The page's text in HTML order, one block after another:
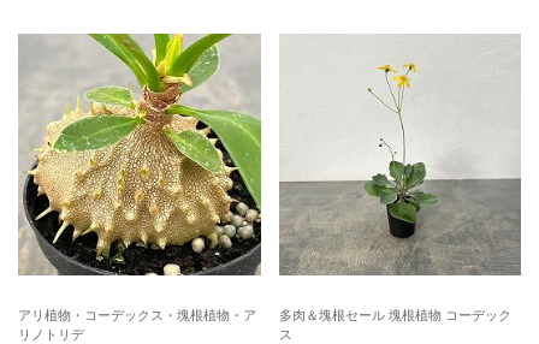
アリ植物・コーデックス・塊根植物・ア
リノトリデ
多肉＆塊根セール 塊根植物 コーデック
ス